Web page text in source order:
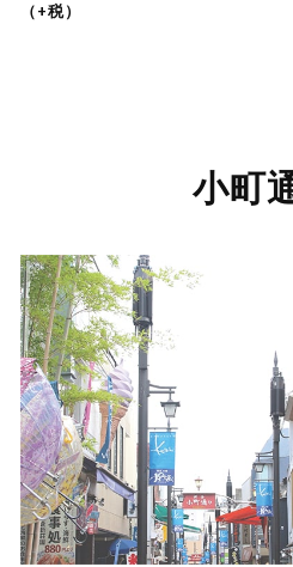
（+税）
小町